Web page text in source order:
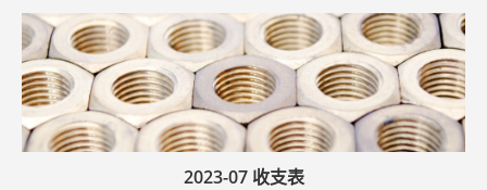
2023-07 收支表